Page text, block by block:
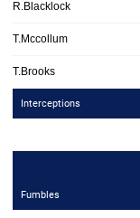
R.Blacklock
T.Mccollum
T.Brooks
Interceptions
Fumbles